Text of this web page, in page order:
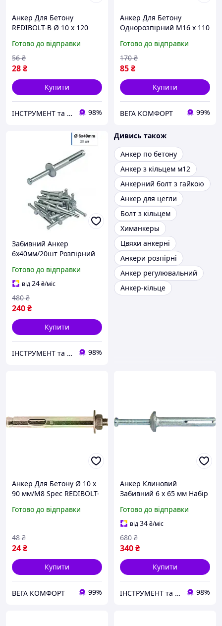
Анкер Для Бетону
REDIBOLT-B Ø 10 х 120
Готово до відправки
28₴
56 ₴
Купити
ІНСТРУМЕНТ та МЕТИЗИ 98%
Анкер Для Бетону
Однорозпірний М16 х 110
Готово до відправки
85₴
170 ₴
Купити
ВЕГА КОМФОРТ 99%
Забивний Анкер
6х40мм/20шт Розпірний
Spec
Готово до відправки
від24₴/міс
240₴
480 ₴
Купити
ІНСТРУМЕНТ та МЕТИЗИ 98%
Дивись також
Анкер по бетону
Анкер з кільцем м12
Анкерний болт з гайкою
Анкер для цегли
Болт з кільцем
Химанкеры
Цвяхи анкерні
Анкери розпірні
Анкер регулювальний
Анкер-кільце
Анкер Для Бетону Ø 10 х
90 мм/М8 Spec REDIBOLT-
Готово до відправки
24₴
48 ₴
Купити
ВЕГА КОМФОРТ 99%
Анкер Клиновий
Забивний 6 х 65 мм Набір
Готово до відправки
від34₴/міс
340₴
680 ₴
Купити
ІНСТРУМЕНТ та МЕТИЗИ 98%